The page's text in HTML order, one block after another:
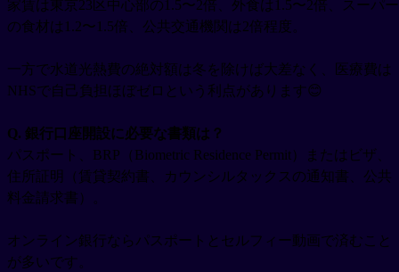
家賃は東京23区中心部の1.5〜2倍、外食は1.5〜2倍、スーパー
の食材は1.2〜1.5倍、公共交通機関は2倍程度。
一方で水道光熱費の絶対額は冬を除けば大差なく、医療費は
NHSで自己負担ほぼゼロという利点があります😊
Q. 銀行口座開設に必要な書類は？
パスポート、BRP（Biometric Residence Permit）またはビザ、
住所証明（賃貸契約書、カウンシルタックスの通知書、公共
料金請求書）。
オンライン銀行ならパスポートとセルフィー動画で済むこと
が多いです。